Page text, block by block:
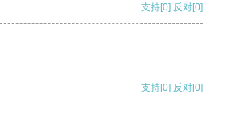
支持[0] 反对[0]
支持[0] 反对[0]